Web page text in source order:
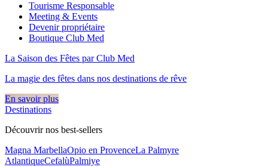
Tourisme Responsable
Meeting & Events
Devenir propriétaire
Boutique Club Med
La Saison des Fêtes par Club Med
La magie des fêtes dans nos destinations de rêve​
En savoir plus
Destinations
Découvrir nos best-sellers
Magna MarbellaOpio en ProvenceLa Palmyre
AtlantiqueCefalùPalmiye